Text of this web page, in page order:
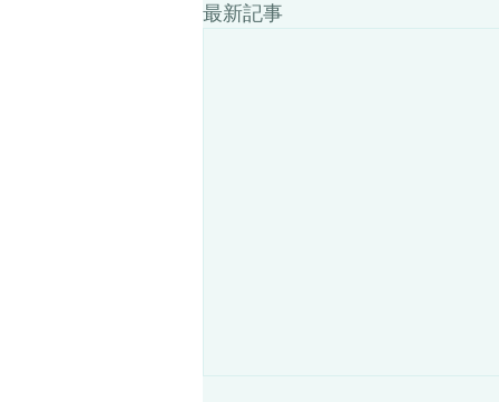
最新記事